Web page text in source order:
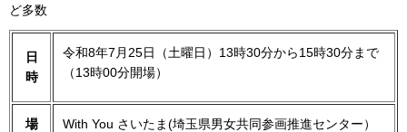
ど多数
日
時
令和8年7月25日（土曜日）13時30分から15時30分まで
（13時00分開場）
場
With You さいたま(埼玉県男女共同参画推進センター）